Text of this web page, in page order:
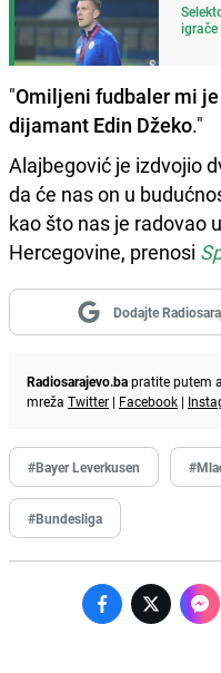
"Omiljeni fudbaler mi
dijamant Edin Džeko."
Alajbegović je izdvojio
da će nas on u
kao što nas je radovao
Hercegovine, prenosi
Dodajte
Radiosarajevo.bapratite putem
mreža Twitter | Facebook |
#Bayer Leverkusen
#Bundesliga